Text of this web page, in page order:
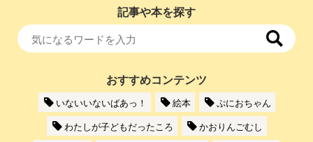
記事や本を探す
おすすめコンテンツ
いないいないばあっ！ 絵本
ぷにおちゃん
わたしが子どもだったころ
かおりんごむし